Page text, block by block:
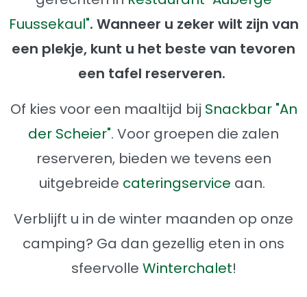
Fuussekaul". Wanneer u zeker wilt zijn van
een plekje, kunt u het beste van tevoren
een tafel reserveren.
Of kies voor een maaltijd bij Snackbar "An
der Scheier". Voor groepen die zalen
reserveren, bieden we tevens een
uitgebreide cateringservice aan.
Verblijft u in de winter maanden op onze
camping? Ga dan gezellig eten in ons
sfeervolle Winterchalet!